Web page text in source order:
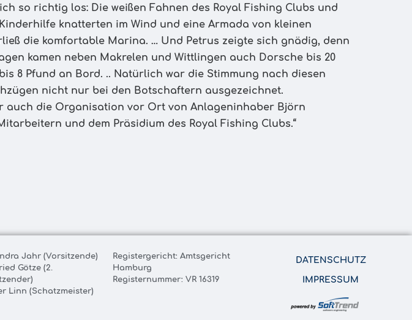
so richtig los: Die weißen Fahnen des Royal Fishing Clubs und
knatterten im Wind und eine Armada von kleinen
die komfortable Marina. … Und Petrus zeigte sich gnädig, denn
kamen neben Makrelen und Wittlingen auch Dorsche bis 20
8 Pfund an Bord. .. Natürlich war die Stimmung nach diesen
nicht nur bei den Botschaftern ausgezeichnet.
auch die Organisation vor Ort von Anlageninhaber Björn
und dem Präsidium des Royal Fishing Clubs.“
Jahr (Vorsitzende)
Götze (2.
Linn (Schatzmeister)
Registergericht: Amtsgericht
Hamburg
Registernummer: VR 16319
DATENSCHUTZ
IMPRESSUM